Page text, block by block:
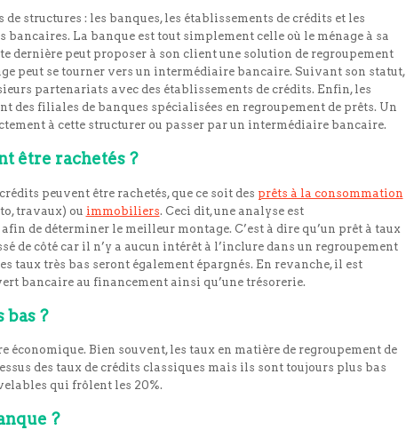
structures : les banques, les établissements de crédits et les
La banque est tout simplement celle où le ménage à sa
dernière peut proposer à son client une solution de regroupement
peut se tourner vers un intermédiaire bancaire. Suivant son statut,
partenariats avec des établissements de crédits. Enfin, les
des filiales de banques spécialisées en regroupement de prêts. Un
à cette structurer ou passer par un intermédiaire bancaire.
être rachetés ?
peuvent être rachetés, que ce soit des prêts à la consommation
travaux) ou immobiliers. Ceci dit, une analyse est
de déterminer le meilleur montage. C’est à dire qu’un prêt à taux
de côté car il n’y a aucun intérêt à l’inclure dans un regroupement
taux très bas seront également épargnés. En revanche, il est
bancaire au financement ainsi qu’une trésorerie.
bas ?
économique. Bien souvent, les taux en matière de regroupement de
des taux de crédits classiques mais ils sont toujours plus bas
qui frôlent les 20%.
?